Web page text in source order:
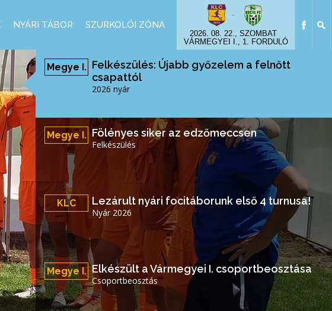
-
2026. 08. 22., SZOMBAT
VÁRMEGYEI I., 1. FORDULÓ
NYÁRI TÁBOR SZURKOLÓI ZÓNA
Megye I. Felkészülés: Újabb győzelem a felnőtt
csapattól
2026 nyár
Megye I. Fölényes siker az edzőmeccsen
Felkészülés
KLC Lezárult nyári focitáborunk első 4 turnusa!
Nyár 2026
Megye I. Elkészült a Vármegyei I. csoportbeosztása
Csoportbeosztás